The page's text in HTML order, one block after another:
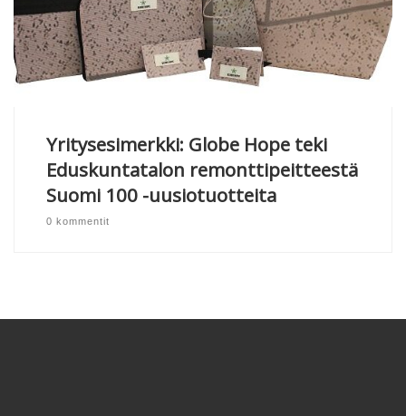
Yritysesimerkki: Globe Hope teki
Eduskuntatalon remonttipeitteestä
Suomi 100 -uusiotuotteita
0 kommentit